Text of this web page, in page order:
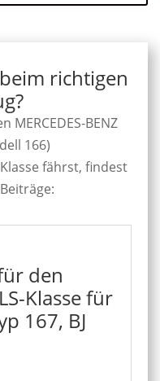
richtigen
BENZ
166)
fährst, findest
den
Klasse für
167, BJ